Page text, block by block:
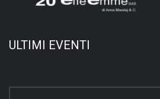
ULTIMI EVENTI